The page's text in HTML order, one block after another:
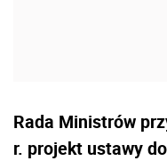
Rada Ministrów
r. projekt ustawy